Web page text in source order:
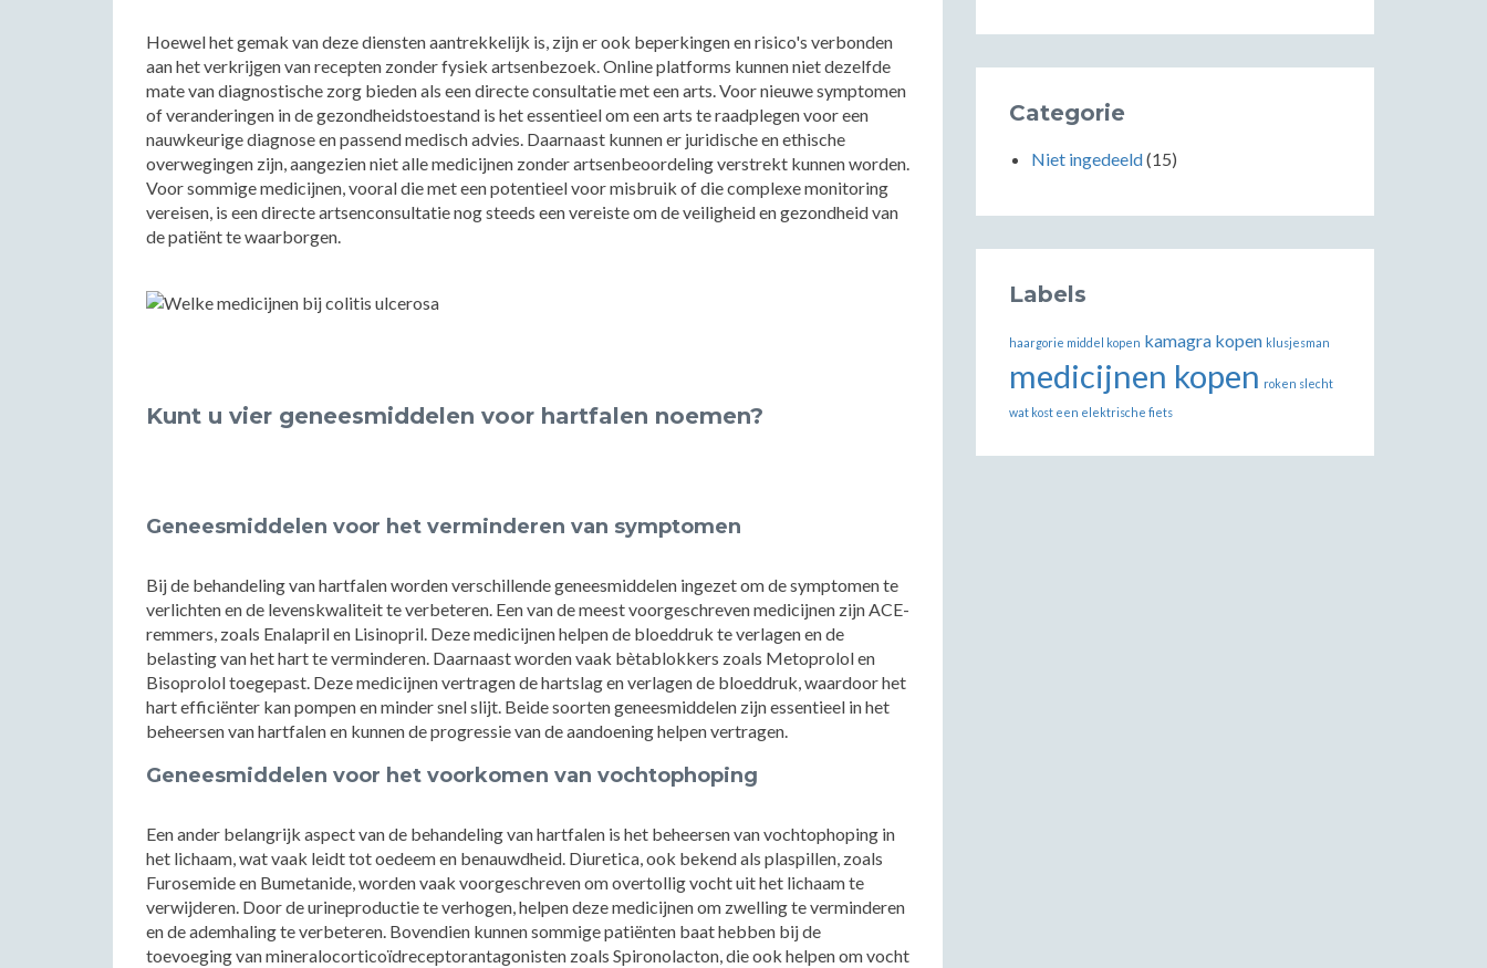
Hoewel het gemak van deze diensten aantrekkelijk is, zijn er ook beperkingen en risico's verbonden
aan het verkrijgen van recepten zonder fysiek artsenbezoek. Online platforms kunnen niet dezelfde
mate van diagnostische zorg bieden als een directe consultatie met een arts. Voor nieuwe symptomen
of veranderingen in de gezondheidstoestand is het essentieel om een arts te raadplegen voor een
nauwkeurige diagnose en passend medisch advies. Daarnaast kunnen er juridische en ethische
overwegingen zijn, aangezien niet alle medicijnen zonder artsenbeoordeling verstrekt kunnen worden.
Voor sommige medicijnen, vooral die met een potentieel voor misbruik of die complexe monitoring
vereisen, is een directe artsenconsultatie nog steeds een vereiste om de veiligheid en gezondheid van
de patiënt te waarborgen.
Kunt u vier geneesmiddelen voor hartfalen noemen?
Geneesmiddelen voor het verminderen van symptomen
Bij de behandeling van hartfalen worden verschillende geneesmiddelen ingezet om de symptomen te
verlichten en de levenskwaliteit te verbeteren. Een van de meest voorgeschreven medicijnen zijn ACE-
remmers, zoals Enalapril en Lisinopril. Deze medicijnen helpen de bloeddruk te verlagen en de
belasting van het hart te verminderen. Daarnaast worden vaak bètablokkers zoals Metoprolol en
Bisoprolol toegepast. Deze medicijnen vertragen de hartslag en verlagen de bloeddruk, waardoor het
hart efficiënter kan pompen en minder snel slijt. Beide soorten geneesmiddelen zijn essentieel in het
beheersen van hartfalen en kunnen de progressie van de aandoening helpen vertragen.
Geneesmiddelen voor het voorkomen van vochtophoping
Een ander belangrijk aspect van de behandeling van hartfalen is het beheersen van vochtophoping in
het lichaam, wat vaak leidt tot oedeem en benauwdheid. Diuretica, ook bekend als plaspillen, zoals
Furosemide en Bumetanide, worden vaak voorgeschreven om overtollig vocht uit het lichaam te
verwijderen. Door de urineproductie te verhogen, helpen deze medicijnen om zwelling te verminderen
en de ademhaling te verbeteren. Bovendien kunnen sommige patiënten baat hebben bij de
toevoeging van mineralocorticoïdreceptorantagonisten zoals Spironolacton, die ook helpen om vocht
Categorie
Niet ingedeeld(15)
Labels
haargorie middel kopen kamagra kopen klusjesman
medicijnen kopen roken slecht
wat kost een elektrische fiets